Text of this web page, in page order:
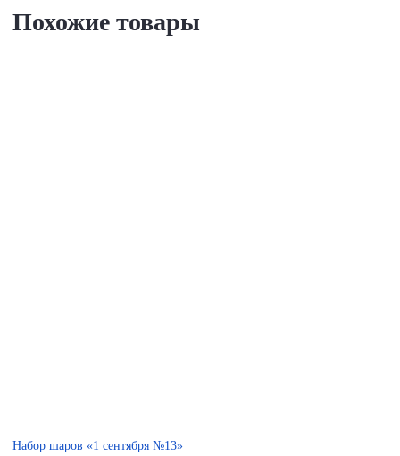
Похожие товары
Набор шаров «1 сентября №13»